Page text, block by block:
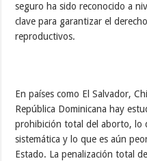
seguro ha sido reconocido a
clave para garantizar el
reproductivos.
En países como El Salvador,
República Dominicana hay
prohibición total del aborto, lo
sistemática y lo que es aún
Estado. La penalización total